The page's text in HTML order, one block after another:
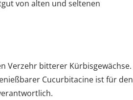
von alten und seltenen
Verzehr bitterer Kürbisgewächse.
Cucurbitacine ist für den